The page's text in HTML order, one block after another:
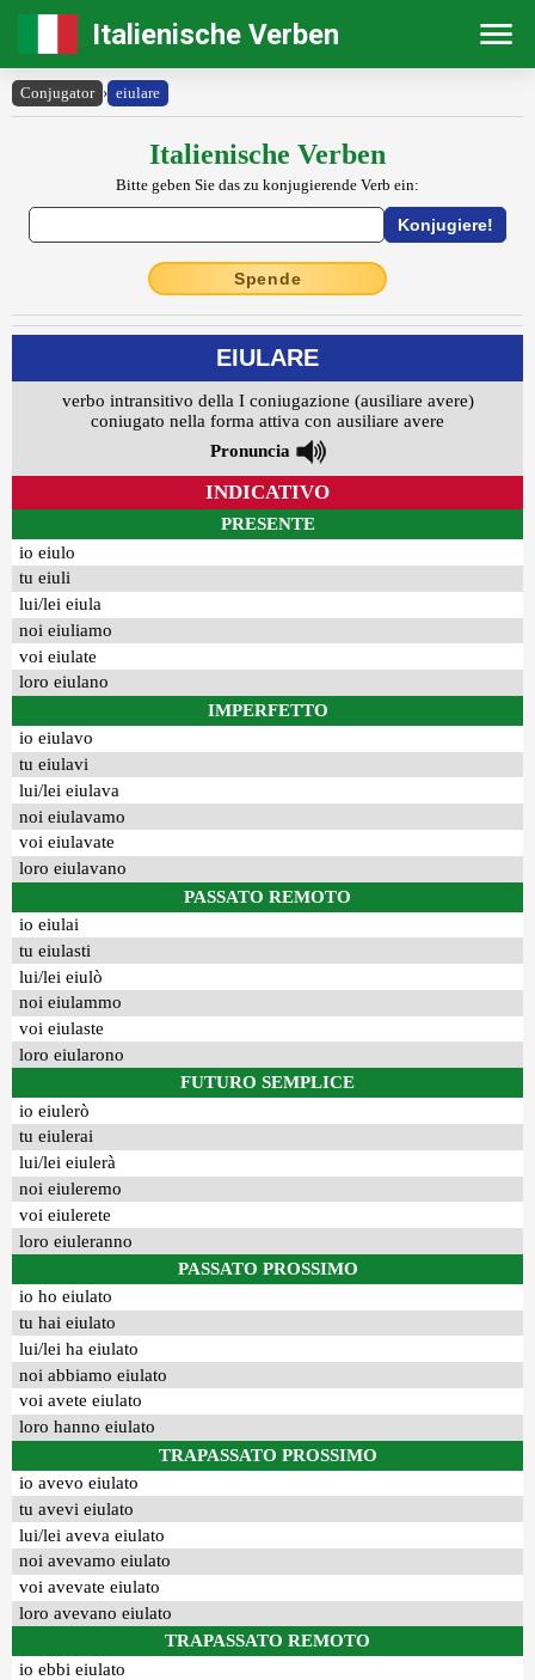
Italienische Verben
Conjugator › eiulare
Italienische Verben
Bitte geben Sie das zu konjugierende Verb ein:
Spende
EIULARE
verbo intransitivo della I coniugazione (ausiliare avere)
coniugato nella forma attiva con ausiliare avere
Pronuncia
INDICATIVO
PRESENTE
io eiulo
tu eiuli
lui/lei eiula
noi eiuliamo
voi eiulate
loro eiulano
IMPERFETTO
io eiulavo
tu eiulavi
lui/lei eiulava
noi eiulavamo
voi eiulavate
loro eiulavano
PASSATO REMOTO
io eiulai
tu eiulasti
lui/lei eiulò
noi eiulammo
voi eiulaste
loro eiularono
FUTURO SEMPLICE
io eiulerò
tu eiulerai
lui/lei eiulerà
noi eiuleremo
voi eiulerete
loro eiuleranno
PASSATO PROSSIMO
io ho eiulato
tu hai eiulato
lui/lei ha eiulato
noi abbiamo eiulato
voi avete eiulato
loro hanno eiulato
TRAPASSATO PROSSIMO
io avevo eiulato
tu avevi eiulato
lui/lei aveva eiulato
noi avevamo eiulato
voi avevate eiulato
loro avevano eiulato
TRAPASSATO REMOTO
io ebbi eiulato